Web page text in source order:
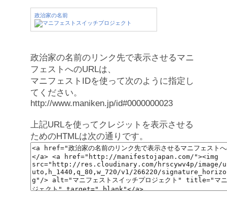
政治家の名前
政治家の名前のリンク先で表示させるマニ
フェストへのURLは、
マニフェストIDを使って次のように指定し
てください。
http://www.maniken.jp/id#0000000023
上記URLを使ってクレジットを表示させる
ためのHTMLは次の通りです。